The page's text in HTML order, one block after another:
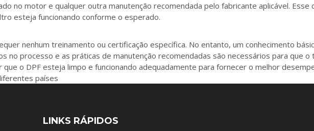
no motor e qualquer outra manutenção recomendada pelo fabricante aplicável.
esteja funcionando conforme o esperado.
nenhum treinamento ou certificação específica. No entanto, um conhecimento
no processo e as práticas de manutenção recomendadas são necessários para que
o DPF esteja limpo e funcionando adequadamente para fornecer o melhor
países
LINKS RÁPIDOS